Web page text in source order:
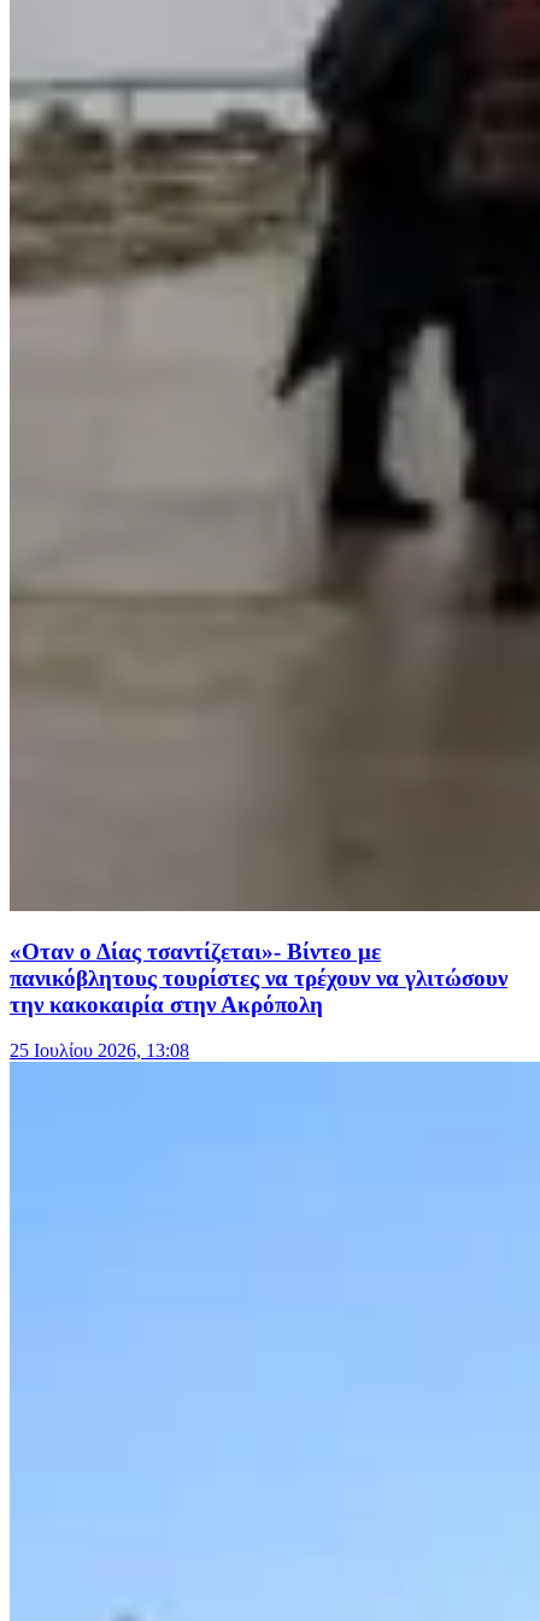
«Οταν ο Δίας τσαντίζεται»- Βίντεο με
πανικόβλητους τουρίστες να τρέχουν να γλιτώσουν
την κακοκαιρία στην Ακρόπολη
25 Ιουλίου 2026, 13:08